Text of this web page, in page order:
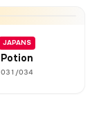
JAPANS
Potion
031/034